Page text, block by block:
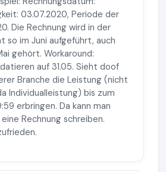
03.07.2020, Periode der
Die Rechnung wird in der
so im Juni aufgeführt, auch
gehört. Workaround:
auf 31.05. Sieht doof
Branche die Leistung (nicht
Individualleistung) bis zum
erbringen. Da kann man
Rechnung schreiben.